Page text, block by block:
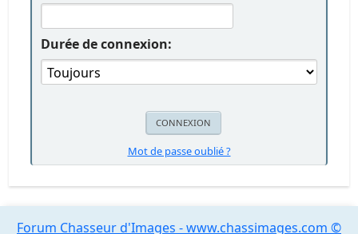
Durée de connexion:
Mot de passe oublié ?
Forum Chasseur d'Images - www.chassimages.com ©